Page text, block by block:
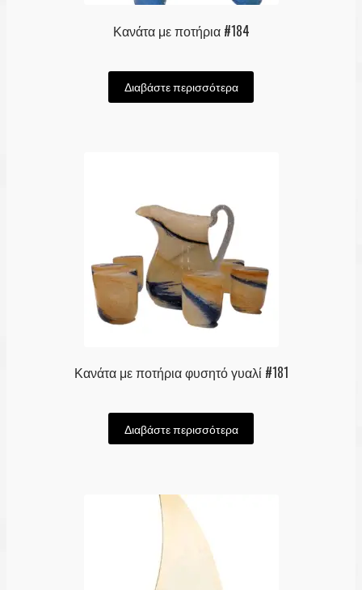
Κανάτα με ποτήρια #184
Διαβάστε περισσότερα
Κανάτα με ποτήρια φυσητό γυαλί #181
Διαβάστε περισσότερα